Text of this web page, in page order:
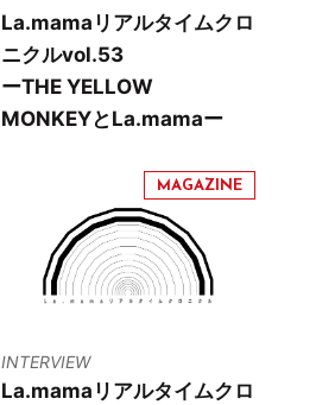
La.mamaリアルタイムクロ
ニクルvol.53
ーTHE YELLOW
MONKEYとLa.mamaー
INTERVIEW
La.mamaリアルタイムクロ